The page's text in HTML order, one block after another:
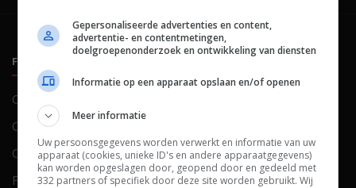
FILMTOTAAL
Contact
Over ons
Colofon
FAQ
Cookies
Cookievoorkeuren
Gepersonaliseerde advertenties en content,
advertentie- en contentmetingen,
doelgroepenonderzoek en ontwikkeling van diensten
Informatie op een apparaat opslaan en/of openen
Meer informatie
Uw persoonsgegevens worden verwerkt en informatie van uw
apparaat (cookies, unieke ID's en andere apparaatgegevens)
kan worden opgeslagen door, geopend door en gedeeld met
332 partners of specifiek door deze site worden gebruikt. Wij